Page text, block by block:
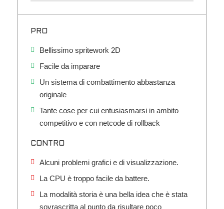
PRO
Bellissimo spritework 2D
Facile da imparare
Un sistema di combattimento abbastanza
originale
Tante cose per cui entusiasmarsi in ambito
competitivo e con netcode di rollback
CONTRO
Alcuni problemi grafici e di visualizzazione.
La CPU è troppo facile da battere.
La modalità storia è una bella idea che è stata
sovrascritta al punto da risultare poco